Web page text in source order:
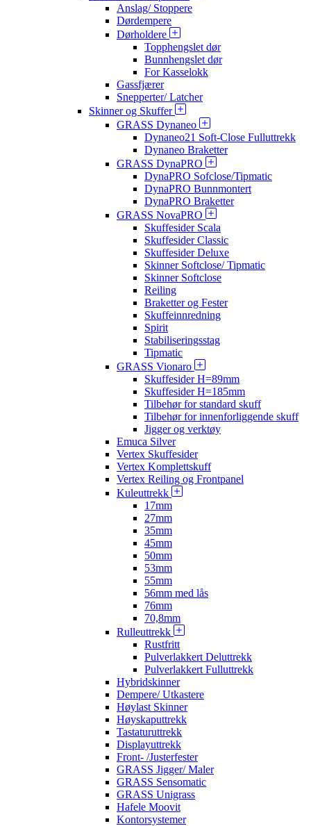
Anslag/ Stoppere
Dørdempere
Dørholdere
Topphengslet dør
Bunnhengslet dør
For Kasselokk
Gassfjærer
Snepperter/ Latcher
Skinner og Skuffer
GRASS Dynaneo
Dynaneo21 Soft-Close Fulluttrekk
Dynaneo Braketter
GRASS DynaPRO
DynaPRO Sofclose/Tipmatic
DynaPRO Bunnmontert
DynaPRO Braketter
GRASS NovaPRO
Skuffesider Scala
Skuffesider Classic
Skuffesider Deluxe
Skinner Softclose/ Tipmatic
Skinner Softclose
Reiling
Braketter og Fester
Skuffeinnredning
Spirit
Stabiliseringsstag
Tipmatic
GRASS Vionaro
Skuffesider H=89mm
Skuffesider H=185mm
Tilbehør for standard skuff
Tilbehør for innenforliggende skuff
Jigger og verktøy
Emuca Silver
Vertex Skuffesider
Vertex Komplettskuff
Vertex Reiling og Frontpanel
Kuleuttrekk
17mm
27mm
35mm
45mm
50mm
53mm
55mm
56mm med lås
76mm
70,8mm
Rulleuttrekk
Rustfritt
Pulverlakkert Deluttrekk
Pulverlakkert Fulluttrekk
Hybridskinner
Dempere/ Utkastere
Høylast Skinner
Høyskaputtrekk
Tastaturuttrekk
Displayuttrekk
Front- /Justerfester
GRASS Jigger/ Maler
GRASS Sensomatic
GRASS Unigrass
Hafele Moovit
Kontorsystemer